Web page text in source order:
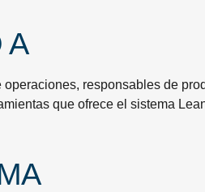
A
operaciones, responsables de
que ofrece el sistema